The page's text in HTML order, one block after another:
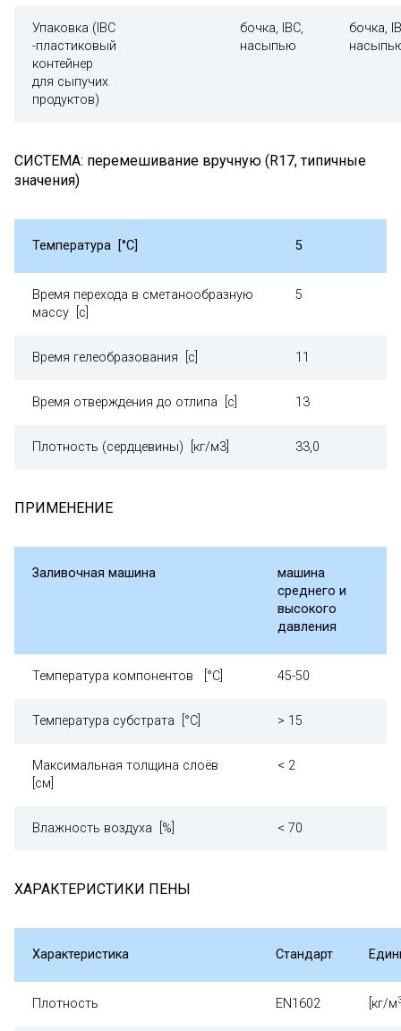
Упаковка (IBC
-пластиковый
контейнер
для сыпучих
продуктов)
бочка, IBC,
насыпью
бочка,
СИСТЕМА: перемешивание вручную (R17, типичные
значения)
Температура [°С] 5
Время перехода в сметанообразную
массу [с]
5
Время гелеобразования [с] 11
Время отверждения до отлипа [с] 13
Плотность (сердцевины) [кг/м3] 33,0
ПРИМЕНЕНИЕ
Заливочная машина
машина
среднего и
высокого
давления
Температура компонентов [°С] 45-50
Температура субстрата [°С] > 15
Максимальная толщина слоёв
[см]
< 2
Влажность воздуха [%] < 70
ХАРАКТЕРИСТИКИ ПЕНЫ
Характеристика Стандарт
Плотность EN1602 [кг/м